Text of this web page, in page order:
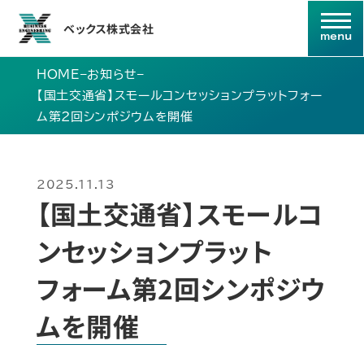
ベックス株式会社
HOME–お知らせ–
【国土交通省】スモールコンセッションプラットフォー
ム第2回シンポジウムを開催
2025.11.13
【国土交通省】スモールコ
ンセッションプラット
フォーム第2回シンポジウ
ムを開催